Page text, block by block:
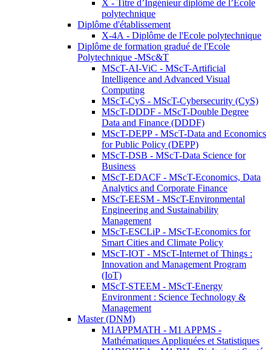
X - Titre d’Ingénieur diplômé de l’École
polytechnique
Diplôme d'établissement
X-4A - Diplôme de l'Ecole polytechnique
Diplôme de formation gradué de l'Ecole
Polytechnique -MSc&T
MScT-AI-ViC - MScT-Artificial
Intelligence and Advanced Visual
Computing
MScT-CyS - MScT-Cybersecurity (CyS)
MScT-DDDF - MScT-Double Degree
Data and Finance (DDDF)
MScT-DEPP - MScT-Data and Economics
for Public Policy (DEPP)
MScT-DSB - MScT-Data Science for
Business
MScT-EDACF - MScT-Economics, Data
Analytics and Corporate Finance
MScT-EESM - MScT-Environmental
Engineering and Sustainability
Management
MScT-ESCLiP - MScT-Economics for
Smart Cities and Climate Policy
MScT-IOT - MScT-Internet of Things :
Innovation and Management Program
(IoT)
MScT-STEEM - MScT-Energy
Environment : Science Technology &
Management
Master (DNM)
M1APPMATH - M1 APPMS -
Mathématiques Appliquées et Statistiques